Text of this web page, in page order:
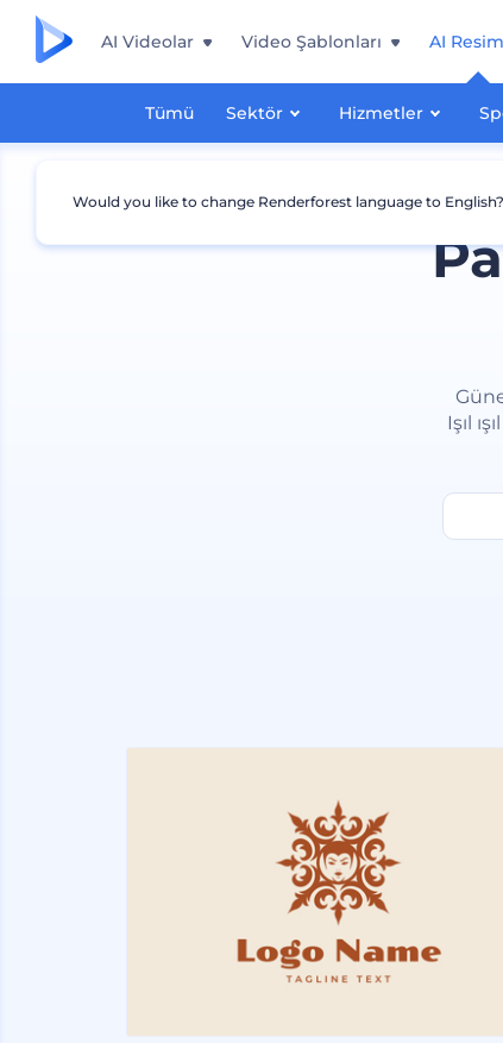
AI Videolar Video Şablonları AI
Tümü Sektör Hizmetler
Işıl
Would you like to change Renderforest language to English?